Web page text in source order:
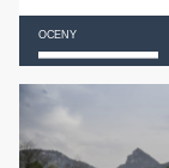
OCENY